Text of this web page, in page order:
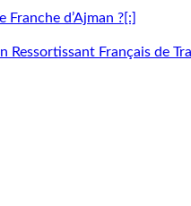
d’Ajman ?[:]
Ressortissant Français de